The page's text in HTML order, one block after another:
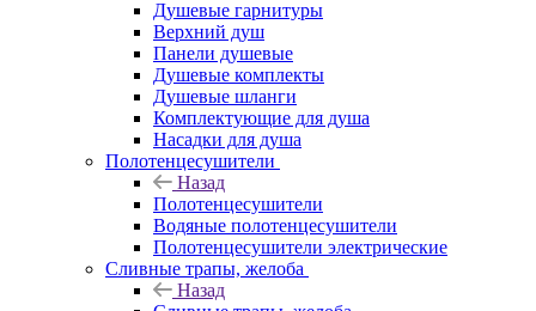
Душевые гарнитуры
Верхний душ
Панели душевые
Душевые комплекты
Душевые шланги
Комплектующие для душа
Насадки для душа
Полотенцесушители
Назад
Полотенцесушители
Водяные полотенцесушители
Полотенцесушители электрические
Сливные трапы, желоба
Назад